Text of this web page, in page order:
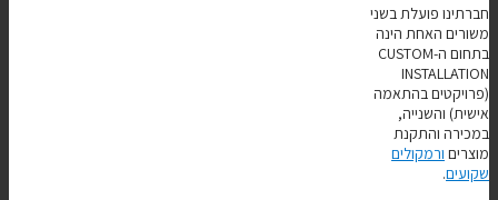
חברתינו פועלת בשני
משורים האחת הינה
בתחום ה-CUSTOM
INSTALLATION
(פרויקטים בהתאמה
אישית) והשנייה,
במכירה והתקנת
מוצרים ורמקולים
שקועים.